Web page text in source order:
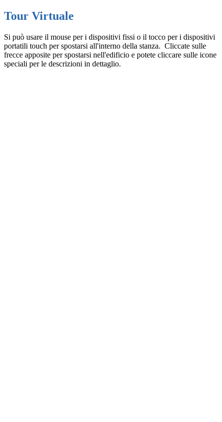
Tour Virtuale
Si può usare il mouse per i dispositivi fissi o il tocco per i dispositivi
portatili touch per spostarsi all'interno della stanza. Cliccate sulle
frecce apposite per spostarsi nell'edificio e potete cliccare sulle icone
speciali per le descrizioni in dettaglio.